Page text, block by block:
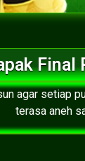
Final
agar setiap
terasa aneh